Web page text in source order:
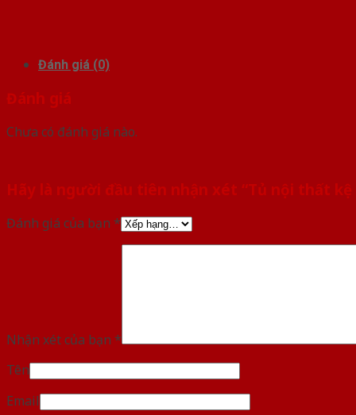
Đánh giá (0)
Đánh giá
Chưa có đánh giá nào.
Hãy là người đầu tiên nhận xét “Tủ nội thất kệ
Đánh giá của bạn *
Nhận xét của bạn *
Tên
Email